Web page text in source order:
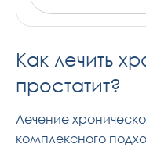
Как лечить
простатит?
Лечение
комплексного